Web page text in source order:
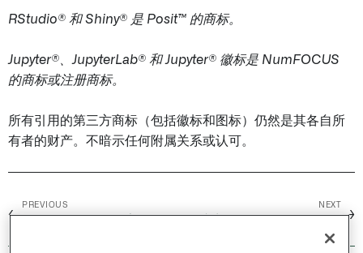
RStudio® 和 Shiny® 是 Posit™ 的商标。
Jupyter®、JupyterLab® 和 Jupyter® 徽标是 NumFOCUS
的商标或注册商标。
所有引用的第三方商标（包括徽标和图标）仍然是其各自所
有者的财产。不暗示任何附属关系或认可。
←
PREVIOUS NEXT
→